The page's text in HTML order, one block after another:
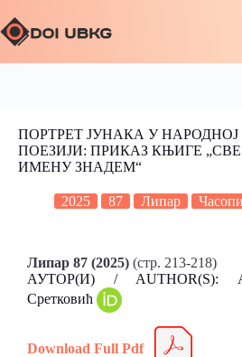
ПОРТРЕТ ЈУНАКА У НАРОДНОЈ
ПОЕЗИЈИ: ПРИКАЗ КЊИГЕ
ИМЕНУ ЗНАДЕМ“
2025 87 Липар
Липар 87 (2025) (стр. 213-218)
АУТОР(И) / AUTHOR(S):
Сретковић
Download Full Pdf